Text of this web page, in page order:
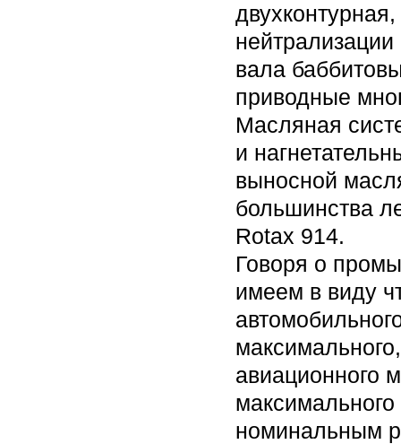
вала
приводные
Масляная
и
выносной
большинства
Rotax 914.
Говоря о
имеем в виду
авиационного
максимального
номинальным